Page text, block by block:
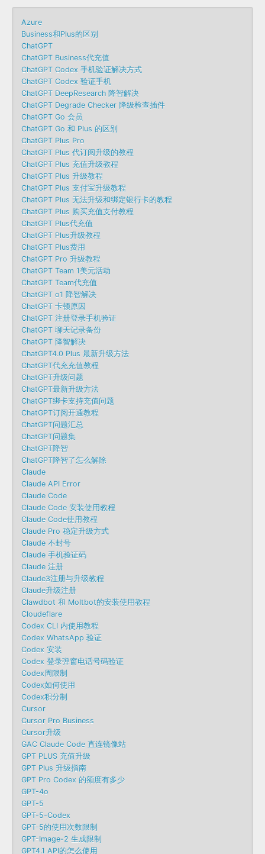
Azure
Business和Plus的区别
ChatGPT
ChatGPT Business代充值
ChatGPT Codex 手机验证解决方式
ChatGPT Codex 验证手机
ChatGPT DeepResearch 降智解决
ChatGPT Degrade Checker 降级检查插件
ChatGPT Go 会员
ChatGPT Go 和 Plus 的区别
ChatGPT Plus Pro
ChatGPT Plus 代订阅升级的教程
ChatGPT Plus 充值升级教程
ChatGPT Plus 升级教程
ChatGPT Plus 支付宝升级教程
ChatGPT Plus 无法升级和绑定银行卡的教程
ChatGPT Plus 购买充值支付教程
ChatGPT Plus代充值
ChatGPT Plus升级教程
ChatGPT Plus费用
ChatGPT Pro 升级教程
ChatGPT Team 1美元活动
ChatGPT Team代充值
ChatGPT o1 降智解决
ChatGPT 卡顿原因
ChatGPT 注册登录手机验证
ChatGPT 聊天记录备份
ChatGPT 降智解决
ChatGPT4.0 Plus 最新升级方法
ChatGPT代充充值教程
ChatGPT升级问题
ChatGPT最新升级方法
ChatGPT绑卡支持充值问题
ChatGPT订阅开通教程
ChatGPT问题汇总
ChatGPT问题集
ChatGPT降智
ChatGPT降智了怎么解除
Claude
Claude API Error
Claude Code
Claude Code 安装使用教程
Claude Code使用教程
Claude Pro 稳定升级方式
Claude 不封号
Claude 手机验证码
Claude 注册
Claude3注册与升级教程
Claude升级注册
Clawdbot 和 Moltbot的安装使用教程
Cloudeflare
Codex CLI 内使用教程
Codex WhatsApp 验证
Codex 安装
Codex 登录弹窗电话号码验证
Codex周限制
Codex如何使用
Codex积分制
Cursor
Cursor Pro Business
Cursor升级
GAC Claude Code 直连镜像站
GPT PLUS 充值升级
GPT Plus 升级指南
GPT Pro Codex 的额度有多少
GPT-4o
GPT-5
GPT-5-Codex
GPT-5的使用次数限制
GPT-Image-2 生成限制
GPT4.1 API的怎么使用